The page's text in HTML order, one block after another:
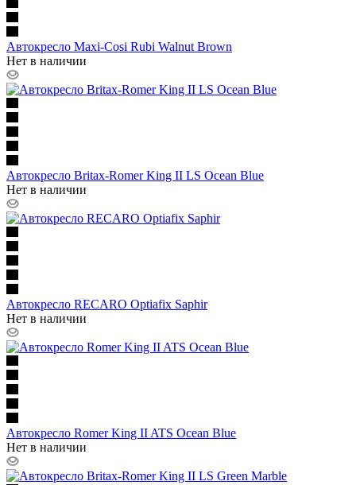
Автокресло Maxi-Cosi Rubi Walnut Brown
Нет в наличии
Автокресло Britax-Romer King II LS Ocean Blue
Нет в наличии
Автокресло RECARO Optiafix Saphir
Нет в наличии
Автокресло Romer King II ATS Ocean Blue
Нет в наличии